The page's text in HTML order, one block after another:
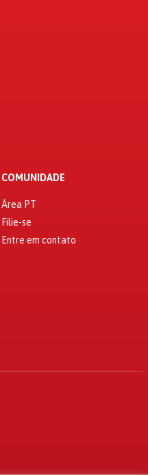
COMUNIDADE
Área PT
Filie-se
Entre em contato